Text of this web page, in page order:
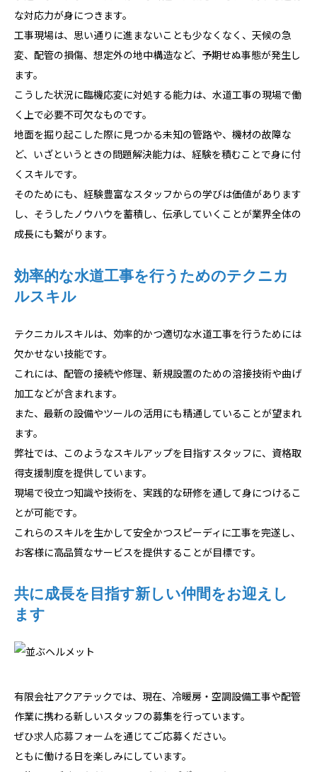
な対応力が身につきます。
工事現場は、思い通りに進まないことも少なくなく、天候の急
変、配管の損傷、想定外の地中構造など、予期せぬ事態が発生し
ます。
こうした状況に臨機応変に対処する能力は、水道工事の現場で働
く上で必要不可欠なものです。
地面を掘り起こした際に見つかる未知の管路や、機材の故障な
ど、いざというときの問題解決能力は、経験を積むことで身に付
くスキルです。
そのためにも、経験豊富なスタッフからの学びは価値があります
し、そうしたノウハウを蓄積し、伝承していくことが業界全体の
成長にも繋がります。
効率的な水道工事を行うためのテクニカ
ルスキル
テクニカルスキルは、効率的かつ適切な水道工事を行うためには
欠かせない技能です。
これには、配管の接続や修理、新規設置のための溶接技術や曲げ
加工などが含まれます。
また、最新の設備やツールの活用にも精通していることが望まれ
ます。
弊社では、このようなスキルアップを目指すスタッフに、資格取
得支援制度を提供しています。
現場で役立つ知識や技術を、実践的な研修を通して身につけるこ
とが可能です。
これらのスキルを生かして安全かつスピーディに工事を完遂し、
お客様に高品質なサービスを提供することが目標です。
共に成長を目指す新しい仲間をお迎えし
ます
有限会社アクアテックでは、現在、冷暖房・空調設備工事や配管
作業に携わる新しいスタッフの募集を行っています。
ぜひ求人応募フォームを通じてご応募ください。
ともに働ける日を楽しみにしています。